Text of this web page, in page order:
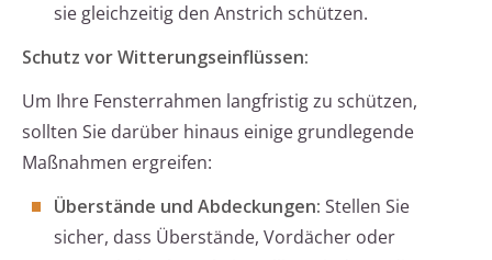
sie gleichzeitig den Anstrich schützen.
Schutz vor Witterungseinflüssen:
Um Ihre Fensterrahmen langfristig zu schützen,
sollten Sie darüber hinaus einige grundlegende
Maßnahmen ergreifen:
Überstände und Abdeckungen: Stellen Sie
sicher, dass Überstände, Vordächer oder